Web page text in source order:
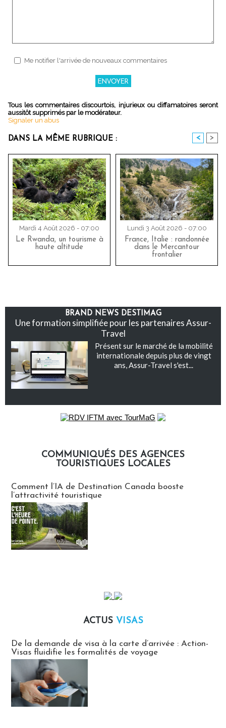
Me notifier l'arrivée de nouveaux commentaires
Tous les commentaires discourtois, injurieux ou diffamatoires seront
aussitôt supprimés par le modérateur.
Signaler un abus
DANS LA MÊME RUBRIQUE : < >
Mardi 4 Août 2026 - 07:00
Le Rwanda, un tourisme à
haute altitude
Lundi 3 Août 2026 - 07:00
France, Italie : randonnée
dans le Mercantour
frontalier
BRAND NEWS DESTIMAG
Une formation simplifiée pour les partenaires Assur-
Travel
Présent sur le marché de la mobilité
internationale depuis plus de vingt
ans, Assur-Travel s'est...
COMMUNIQUÉS DES AGENCES
TOURISTIQUES LOCALES
Comment l’IA de Destination Canada booste
l’attractivité touristique
ACTUS VISAS
De la demande de visa à la carte d’arrivée : Action-
Visas fluidifie les formalités de voyage